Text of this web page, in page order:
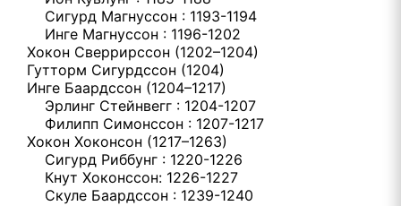
Сигурд Магнуссон : 1193-1194
Инге Магнуссон : 1196-1202
Хокон Сверрирссон (1202–1204)
Гутторм Сигурдссон (1204)
Инге Баардссон (1204–1217)
Эрлинг Стейнвегг : 1204-1207
Филипп Симонссон : 1207-1217
Хокон Хоконсон (1217–1263)
Сигурд Риббунг : 1220-1226
Кнут Хоконссон: 1226-1227
Скуле Баардссон : 1239-1240